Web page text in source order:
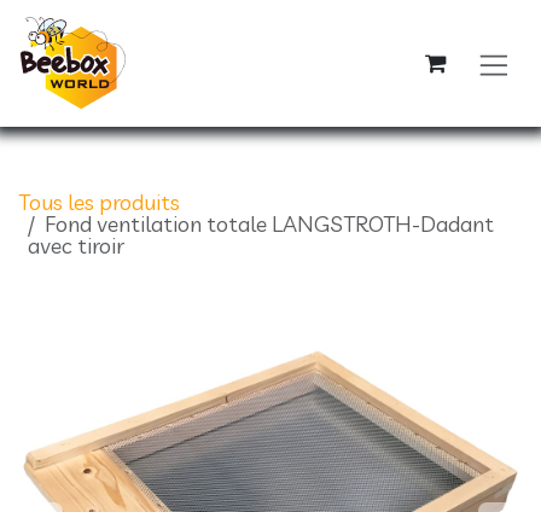
Se rendre au contenu
Tous les produits
Fond ventilation totale LANGSTROTH-Dadant
avec tiroir